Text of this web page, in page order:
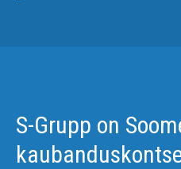
S-Grupp on